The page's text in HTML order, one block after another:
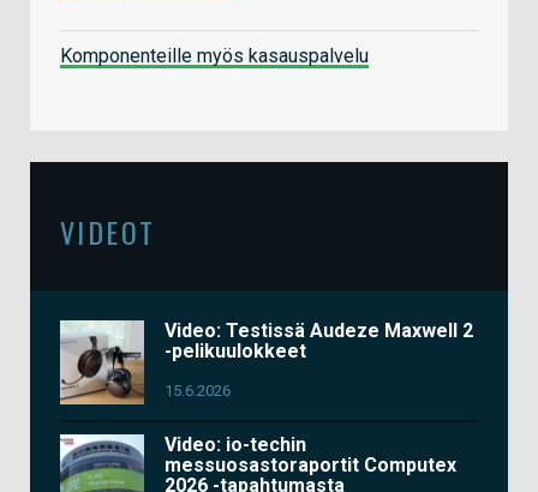
Komponenteille myös kasauspalvelu
VIDEOT
Video: Testissä Audeze Maxwell 2
-pelikuulokkeet
15.6.2026
Video: io-techin
messuosastoraportit Computex
2026 -tapahtumasta